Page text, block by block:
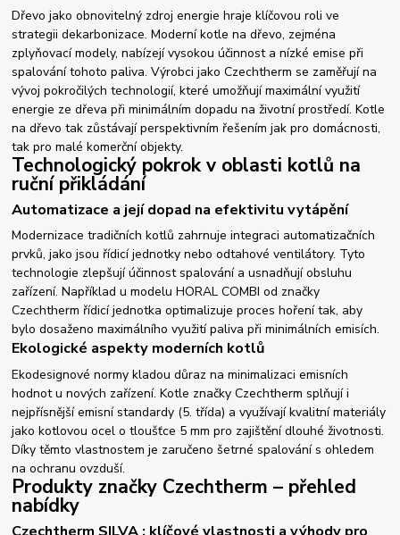
Dřevo jako obnovitelný zdroj energie hraje klíčovou roli ve
strategii dekarbonizace. Moderní kotle na dřevo, zejména
zplyňovací modely, nabízejí vysokou účinnost a nízké emise při
spalování tohoto paliva. Výrobci jako Czechtherm se zaměřují na
vývoj pokročilých technologií, které umožňují maximální využití
energie ze dřeva při minimálním dopadu na životní prostředí. Kotle
na dřevo tak zůstávají perspektivním řešením jak pro domácnosti,
tak pro malé komerční objekty.
Technologický pokrok v oblasti kotlů na
ruční přikládání
Automatizace a její dopad na efektivitu vytápění
Modernizace tradičních kotlů zahrnuje integraci automatizačních
prvků, jako jsou řídicí jednotky nebo odtahové ventilátory. Tyto
technologie zlepšují účinnost spalování a usnadňují obsluhu
zařízení. Například u modelu HORAL COMBI od značky
Czechtherm řídicí jednotka optimalizuje proces hoření tak, aby
bylo dosaženo maximálního využití paliva při minimálních emisích.
Ekologické aspekty moderních kotlů
Ekodesignové normy kladou důraz na minimalizaci emisních
hodnot u nových zařízení. Kotle značky Czechtherm splňují i
nejpřísnější emisní standardy (5. třída) a využívají kvalitní materiály
jako kotlovou ocel o tloušťce 5 mm pro zajištění dlouhé životnosti.
Díky těmto vlastnostem je zaručeno šetrné spalování s ohledem
na ochranu ovzduší.
Produkty značky Czechtherm – přehled
nabídky